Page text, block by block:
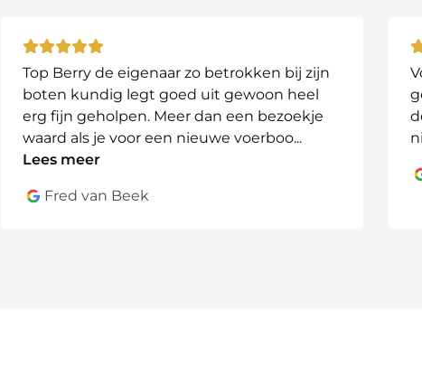
Top Berry de eigenaar zo betrokken bij zijn
boten kundig legt goed uit gewoon heel
erg fijn geholpen. Meer dan een bezoekje
waard als je voor een nieuwe voerboo...
Lees meer
Fred van Beek